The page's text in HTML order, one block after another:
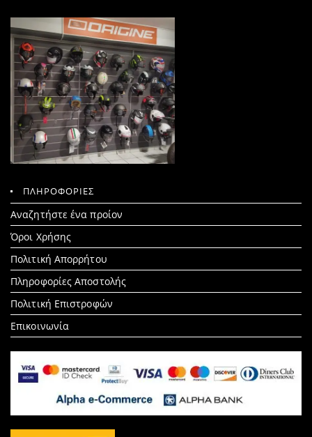
ΠΛΗΡΟΦΟΡΙΕΣ
Αναζητήστε ένα προίον
Search
for:
Όροι Χρήσης
Πολιτική Απορρήτου
Πληροφορίες Αποστολής
Πολιτική Επιστροφών
Επικοινωνία